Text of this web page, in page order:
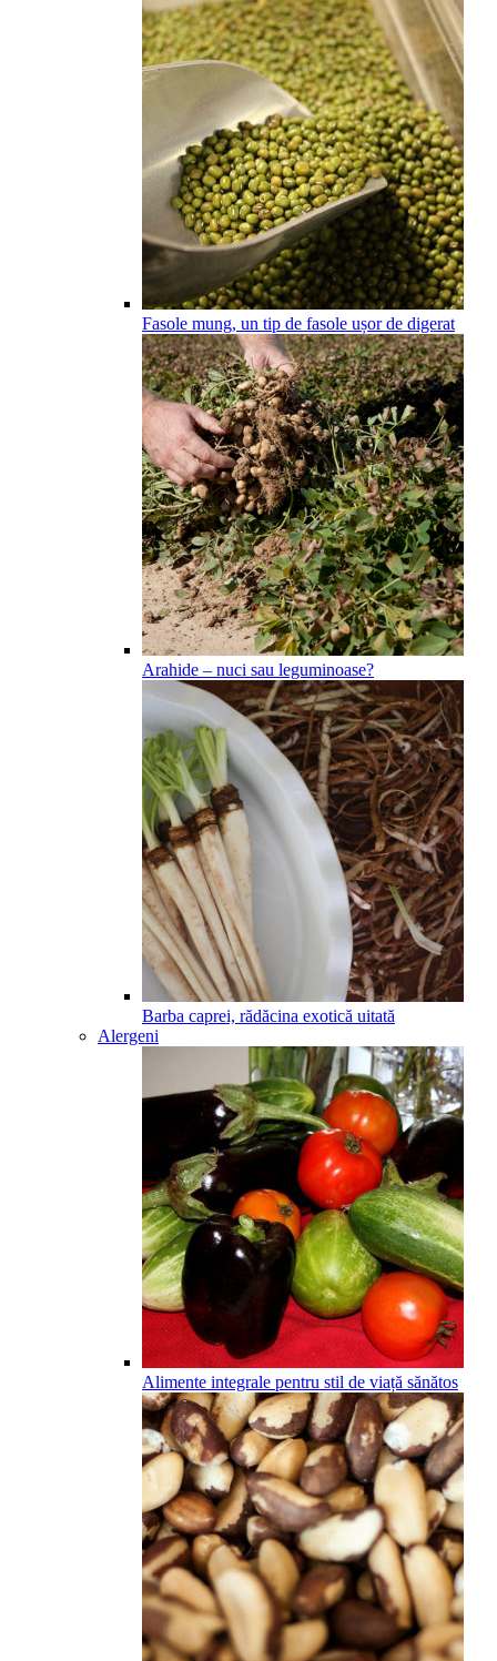
Fasole mung, un tip de fasole ușor de digerat
Arahide – nuci sau leguminoase?
Barba caprei, rădăcina exotică uitată
Alergeni
Alimente integrale pentru stil de viață sănătos